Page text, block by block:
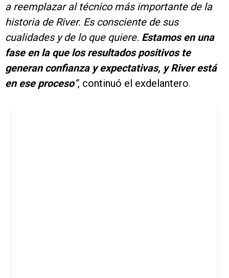
a reemplazar al técnico más importante de la
historia de River. Es consciente de sus
cualidades y de lo que quiere. Estamos en una
fase en la que los resultados positivos te
generan confianza y expectativas, y River está
en ese proceso”, continuó el exdelantero.